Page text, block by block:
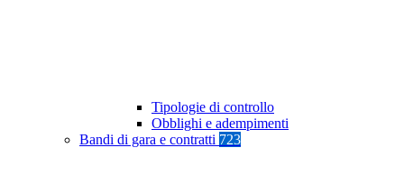
Tipologie di controllo
Obblighi e adempimenti
Bandi di gara e contratti 723